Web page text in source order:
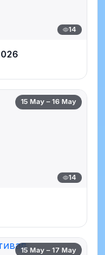
14
15 May – 16 May
14
15 May – 17 May